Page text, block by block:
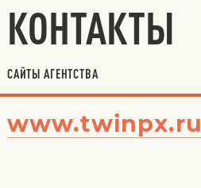
КОНТАКТЫ
САЙТЫ АГЕНТСТВА
www.twinpx.ru